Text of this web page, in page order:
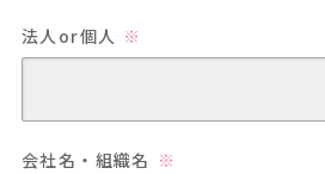
法人or個人
会社名・組織名